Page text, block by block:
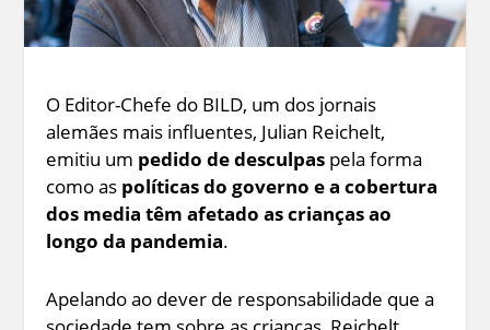
O Editor-Chefe do BILD, um dos jornais
alemães mais influentes, Julian Reichelt,
emitiu um pedido de desculpas pela forma
como as políticas do governo e a cobertura
dos media têm afetado as crianças ao
longo da pandemia.
Apelando ao dever de responsabilidade que a